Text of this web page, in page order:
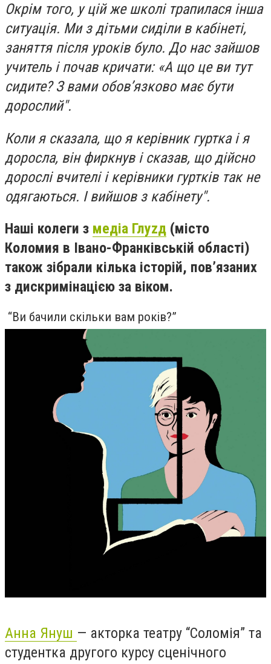
Окрім того, у цій же школі трапилася інша
ситуація. Ми з дітьми сиділи в кабінеті,
заняття після уроків було. До нас зайшов
учитель і почав кричати: «А що це ви тут
сидите? З вами обов’язково має бути
дорослий".
Коли я сказала, що я керівник гуртка і я
доросла, він фиркнув і сказав, що дійсно
дорослі вчителі і керівники гуртків так не
одягаються. І вийшов з кабінету".
Наші колеги з медіа Глуzд (місто
Коломия в Івано-Франківській області)
також зібрали кілька історій, пов’язаних
з дискримінацією за віком.
“Ви бачили скільки вам років?”
Анна Януш — акторка театру “Соломія” та
студентка другого курсу сценічного